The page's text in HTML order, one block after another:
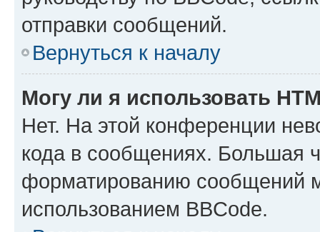
отправки сообщений.
Вернуться к началу
Могу ли я использовать
Нет. На этой конференции
кода в сообщениях. Большая
форматированию сообщений
использованием BBCode.